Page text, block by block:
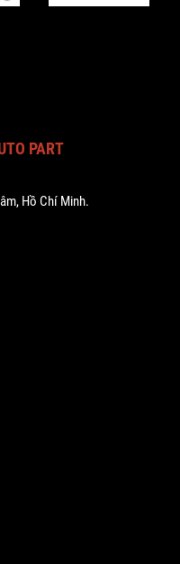
PART
Hồ Chí Minh.